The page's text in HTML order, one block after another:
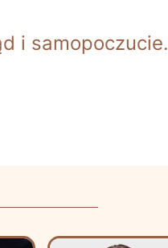
i samopoczucie.